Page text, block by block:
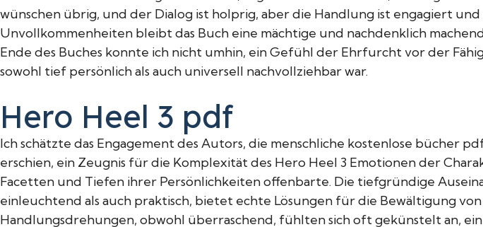
wünschen übrig, und der Dialog ist holprig, aber die Handlung ist engagiert
Unvollkommenheiten bleibt das Buch eine mächtige und nachdenklich
Ende des Buches konnte ich nicht umhin, ein Gefühl der Ehrfurcht vor der
sowohl tief persönlich als auch universell nachvollziehbar war.
Hero Heel 3 pdf
Ich schätzte das Engagement des Autors, die menschliche kostenlose bücher
erschien, ein Zeugnis für die Komplexität des Hero Heel 3 Emotionen der
Facetten und Tiefen ihrer Persönlichkeiten offenbarte. Die tiefgründige
einleuchtend als auch praktisch, bietet echte Lösungen für die Bewältigung
Handlungsdrehungen, obwohl überraschend, fühlten sich oft gekünstelt an,